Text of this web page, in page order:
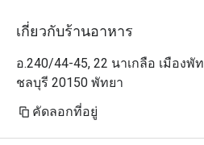
เกี่ยวกับร้านอาหาร
อ.240/44-45, 22 นาเกลือ เมืองพั
ชลบุรี 20150 พัทยา
คัดลอกที่อยู่